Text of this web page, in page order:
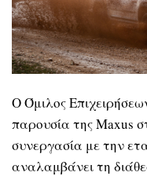
Ο Όμιλος
παρουσία της Maxus
συνεργασία με την
αναλαμβάνει τη